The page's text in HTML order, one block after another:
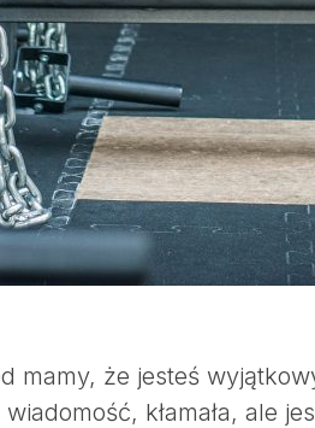
mamy, że jesteś
kłamała, ale